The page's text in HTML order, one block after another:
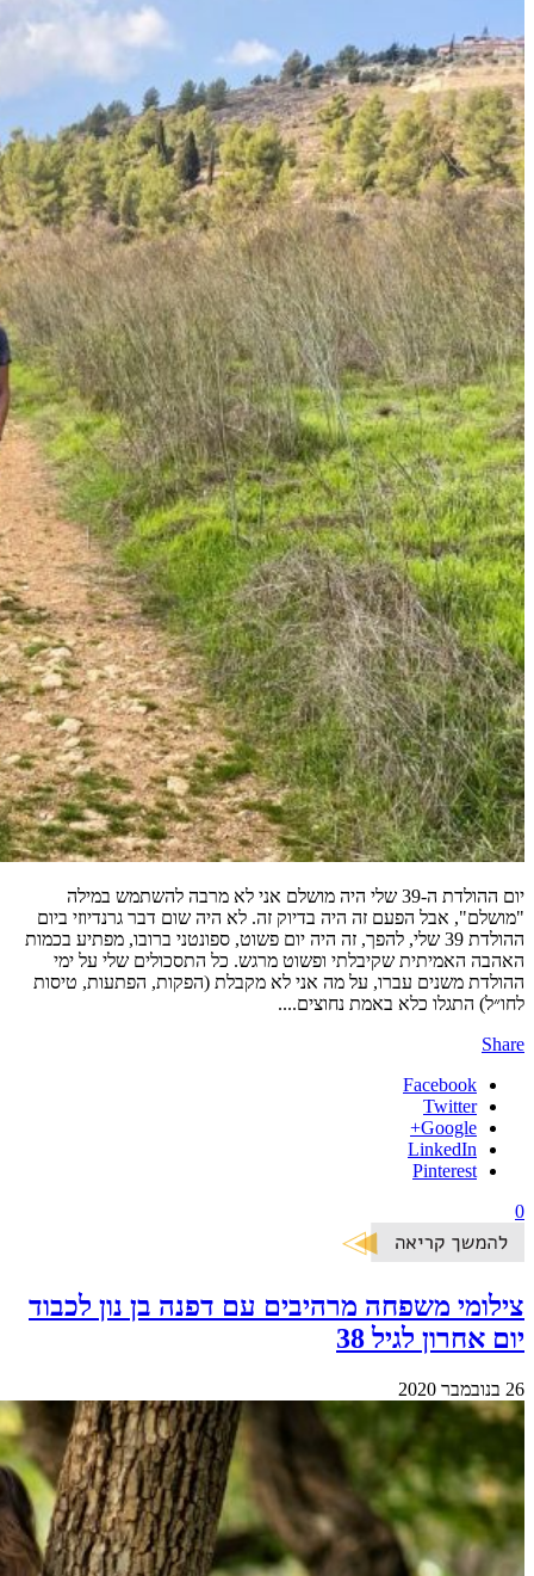
יום ההולדת ה-39 שלי היה מושלם אני לא מרבה להשתמש במילה
"מושלם", אבל הפעם זה היה בדיוק זה. לא היה שום דבר גרנדיוזי ביום
ההולדת 39 שלי, להפך, זה היה יום פשוט, ספונטני ברובו, מפתיע בכמות
האהבה האמיתית שקיבלתי ופשוט מרגש. כל התסכולים שלי על ימי
ההולדת משנים עברו, על מה אני לא מקבלת (הפקות, הפתעות, טיסות
לחו״ל) התגלו כלא באמת נחוצים....
Share
Facebook
Twitter
Google+
LinkedIn
Pinterest
0
צילומי משפחה מרהיבים עם דפנה בן נון לכבוד
יום אחרון לגיל 38
26 בנובמבר 2020